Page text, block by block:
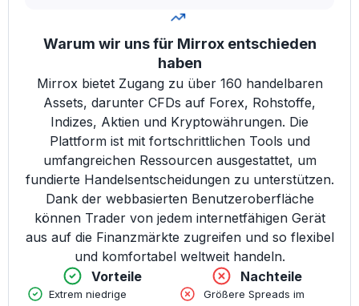
Warum wir uns für Mirrox entschieden
haben
Mirrox bietet Zugang zu über 160 handelbaren
Assets, darunter CFDs auf Forex, Rohstoffe,
Indizes, Aktien und Kryptowährungen. Die
Plattform ist mit fortschrittlichen Tools und
umfangreichen Ressourcen ausgestattet, um
fundierte Handelsentscheidungen zu unterstützen.
Dank der webbasierten Benutzeroberfläche
können Trader von jedem internetfähigen Gerät
aus auf die Finanzmärkte zugreifen und so flexibel
und komfortabel weltweit handeln.
Vorteile
Extrem niedrige
Nachteile
Größere Spreads im